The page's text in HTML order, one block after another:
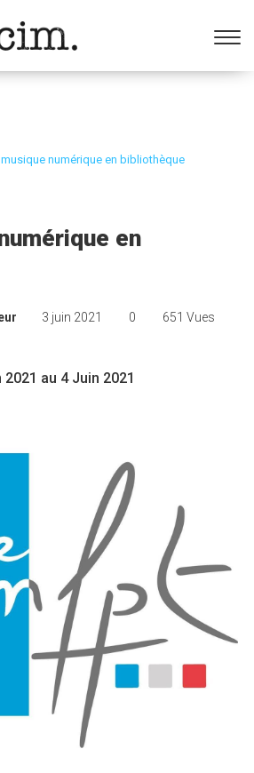
d’outils
numérique en bibliothèque
en
3 juin 2021 0 651 Vues
2021 au 4 Juin 2021